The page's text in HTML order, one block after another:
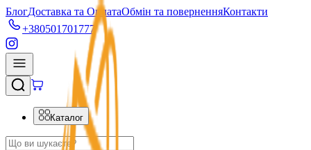
БлогДоставка та ОплатаОбмін та поверненняКонтакти
+380501701777
Каталог